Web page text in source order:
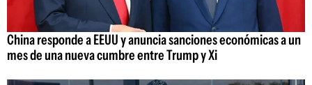
China responde a EEUU y anuncia sanciones económicas a un
mes de una nueva cumbre entre Trump y Xi